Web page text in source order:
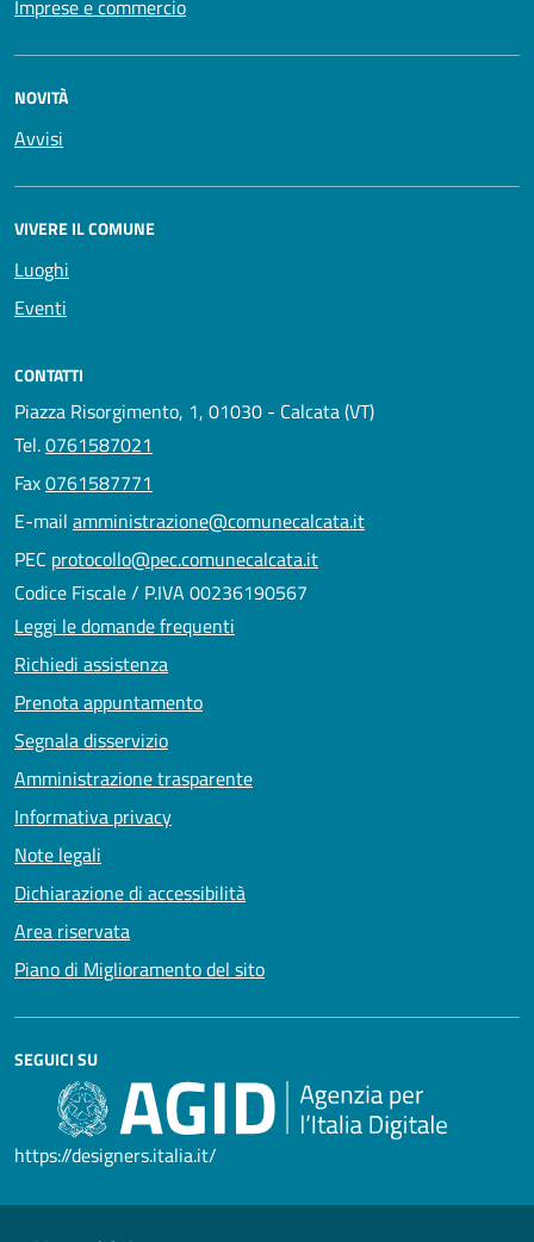
Imprese e commercio
NOVITÀ
Avvisi
VIVERE IL COMUNE
Luoghi
Eventi
CONTATTI
Piazza Risorgimento, 1, 01030 - Calcata (VT)
Tel.0761587021
Fax0761587771
E-mail amministrazione@comunecalcata.it
PEC protocollo@pec.comunecalcata.it
Codice Fiscale / P.IVA 00236190567
Leggi le domande frequenti
Richiedi assistenza
Prenota appuntamento
Segnala disservizio
Amministrazione trasparente
Informativa privacy
Note legali
Dichiarazione di accessibilità
Area riservata
Piano di Miglioramento del sito
SEGUICI SU
https://designers.italia.it/